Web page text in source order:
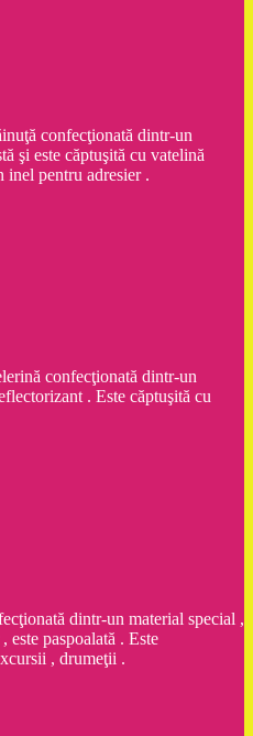
confecţionată dintr-un
şi este căptuşită cu vatelină
inel pentru adresier .
confecţionată dintr-un
. Este căptuşită cu
dintr-un material special ,
este paspoalată . Este
, drumeţii .